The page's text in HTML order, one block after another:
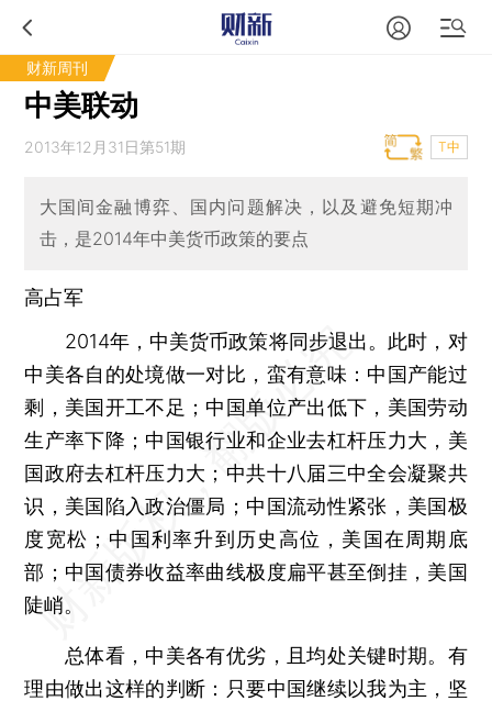
财新周刊
中美联动
2013年12月31日第51期 T中
大国间金融博弈、国内问题解决，以及避免短期冲
击，是2014年中美货币政策的要点
高占军
2014年，中美货币政策将同步退出。此时，对
中美各自的处境做一对比，蛮有意味：中国产能过
剩，美国开工不足；中国单位产出低下，美国劳动
生产率下降；中国银行业和企业去杠杆压力大，美
国政府去杠杆压力大；中共十八届三中全会凝聚共
识，美国陷入政治僵局；中国流动性紧张，美国极
度宽松；中国利率升到历史高位，美国在周期底
部；中国债券收益率曲线极度扁平甚至倒挂，美国
陡峭。
总体看，中美各有优劣，且均处关键时期。有
理由做出这样的判断：只要中国继续以我为主，坚